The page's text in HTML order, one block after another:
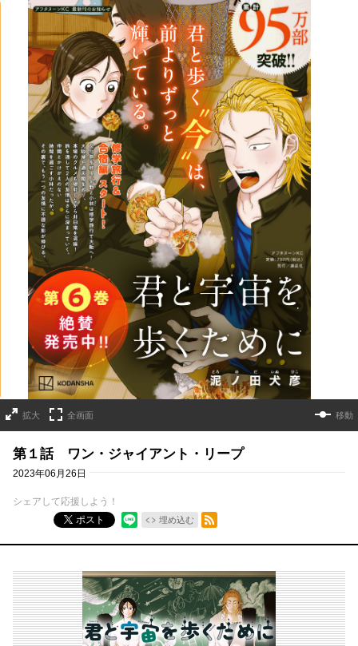
詳細ページへのリンク
拡大 全画面 移動
第１話 ワン・ジャイアント・リープ
2023年06月26日
シェアして応援しよう！
ポスト
埋め込む
RSSフィード